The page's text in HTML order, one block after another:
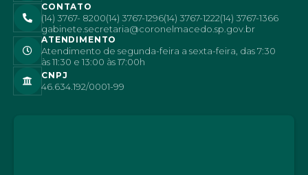
CONTATO
(14) 3767- 8200(14) 3767-1296(14) 3767-1222(14) 3767-1366
gabinete.secretaria@coronelmacedo.sp.gov.br
ATENDIMENTO
Atendimento de segunda-feira a sexta-feira, das 7:30
às 11:30 e 13:00 às 17:00h
CNPJ
46.634.192/0001-99